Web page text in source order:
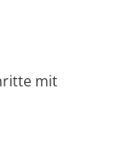
mit